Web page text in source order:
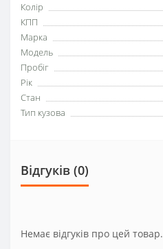
Колір
КПП
Марка
Модель
Пробіг
Рік
Стан
Тип кузова
Відгуків (0)
Немає відгуків про цей товар.